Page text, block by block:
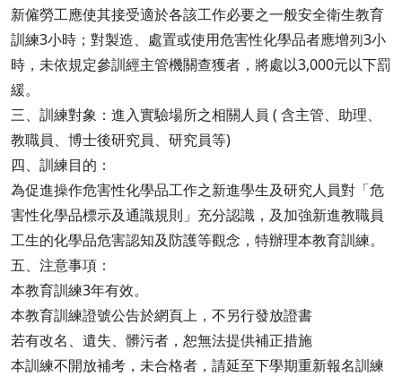
新僱勞工應使其接受適於各該工作必要之一般安全衛生教育
訓練3小時；對製造、處置或使用危害性化學品者應增列3小
時，未依規定參訓經主管機關查獲者，將處以3,000元以下罰
緩。
三、訓練對象：進入實驗場所之相關人員 ( 含主管、助理、
教職員、博士後研究員、研究員等)
四、訓練目的：
為促進操作危害性化學品工作之新進學生及研究人員對「危
害性化學品標示及通識規則」充分認識，及加強新進教職員
工生的化學品危害認知及防護等觀念，特辦理本教育訓練。
五、注意事項：
本教育訓練3年有效。
本教育訓練證號公告於網頁上，不另行發放證書
若有改名、遺失、髒污者，恕無法提供補正措施
本訓練不開放補考，未合格者，請延至下學期重新報名訓練